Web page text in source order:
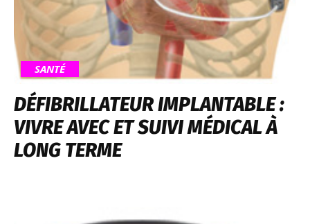
SANTÉ
DÉFIBRILLATEUR IMPLANTABLE :
VIVRE AVEC ET SUIVI MÉDICAL À
LONG TERME